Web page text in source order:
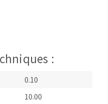
:
0.10
10.00